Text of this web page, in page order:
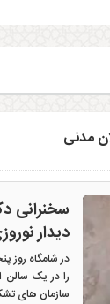
مدنی
سخنرانی
دیدار
را در یک سالن
سازمان های